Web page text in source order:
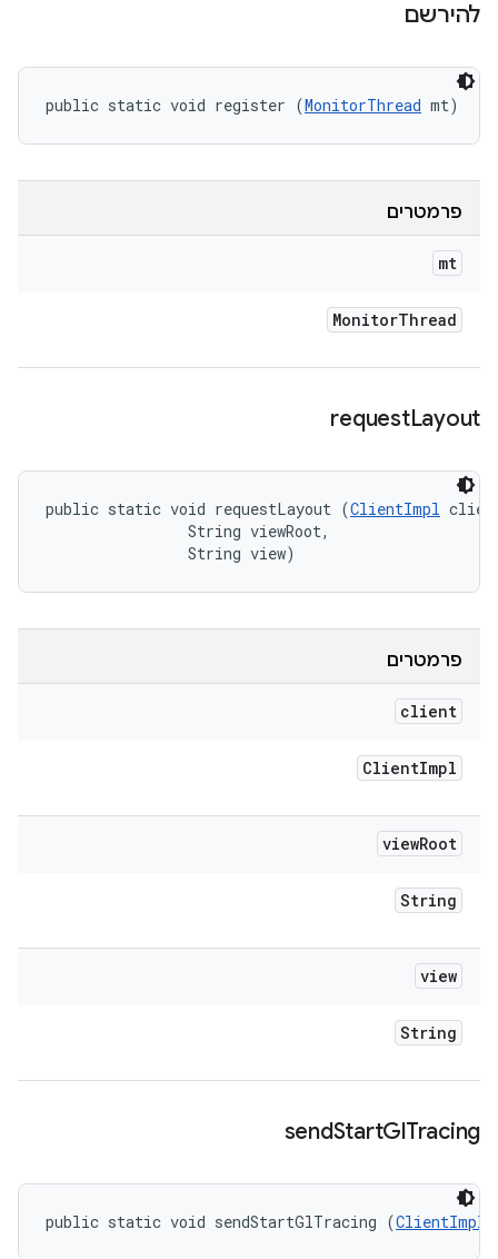
להירשם
public static void register (MonitorThread mt)
פרמטרים
mt
MonitorThread
requestLayout
public static void requestLayout (ClientImpl
                String viewRoot,
                String view)
פרמטרים
client
ClientImpl
viewRoot
String
view
String
sendStartGlTracing
public static void sendStartGlTracing (ClientImpl